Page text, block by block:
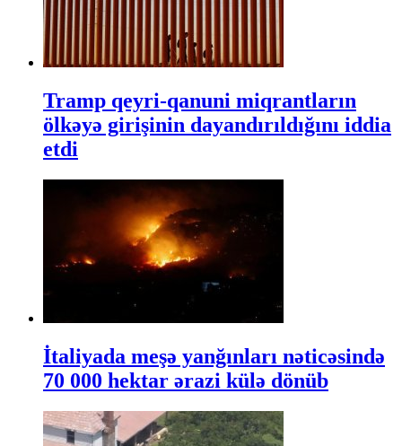
Tramp qeyri-qanuni miqrantların
ölkəyə girişinin dayandırıldığını iddia
etdi
İtaliyada meşə yanğınları nəticəsində
70 000 hektar ərazi külə dönüb